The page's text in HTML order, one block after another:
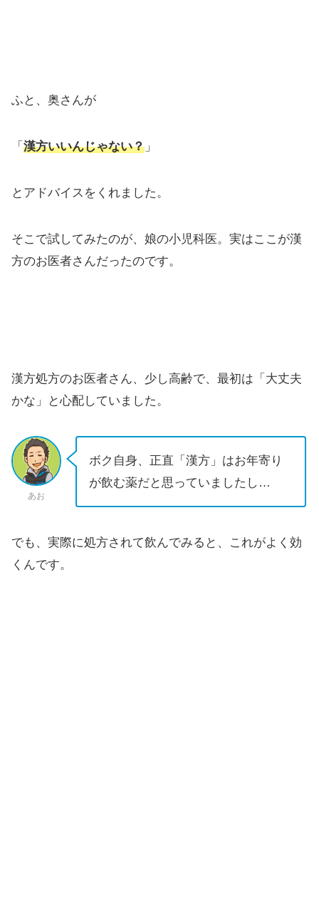
ふと、奥さんが
「 漢方いいんじゃない？ 」
とアドバイスをくれました。
そこで試してみたのが、娘の小児科医。実はここが漢
方のお医者さんだったのです。
漢方処方のお医者さん、少し高齢で、最初は「大丈夫
かな」と心配していました。
あお
ボク自身、正直「漢方」はお年寄り
が飲む薬だと思っていましたし…
でも、実際に処方されて飲んでみると、
これがよく効
く んです。